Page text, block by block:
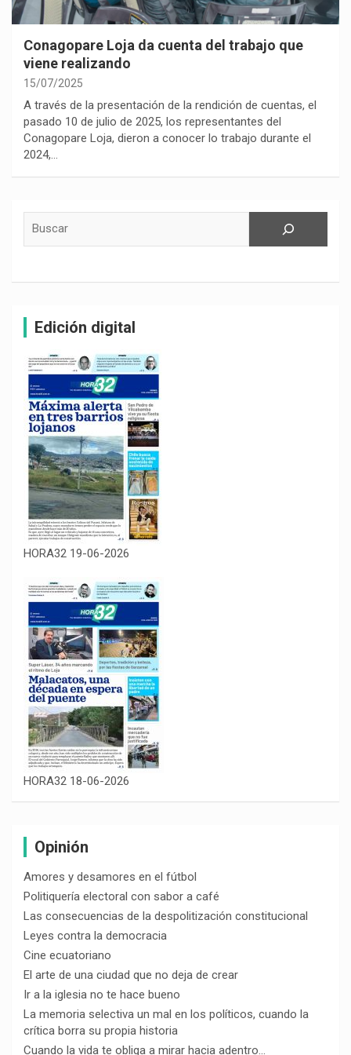
Conagopare Loja da cuenta del trabajo que
viene realizando
15/07/2025
A través de la presentación de la rendición de cuentas, el
pasado 10 de julio de 2025, los representantes del
Conagopare Loja, dieron a conocer lo trabajo durante el
2024,…
Edición digital
HORA32 19-06-2026
HORA32 18-06-2026
Opinión
Amores y desamores en el fútbol
Politiquería electoral con sabor a café
Las consecuencias de la despolitización constitucional
Leyes contra la democracia
Cine ecuatoriano
El arte de una ciudad que no deja de crear
Ir a la iglesia no te hace bueno
La memoria selectiva un mal en los políticos, cuando la
crítica borra su propia historia
Cuando la vida te obliga a mirar hacia adentro…